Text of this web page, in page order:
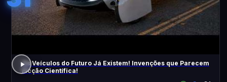
Os Veículos do Futuro Já Existem! Invenções que Parecem
Ficção Científica!